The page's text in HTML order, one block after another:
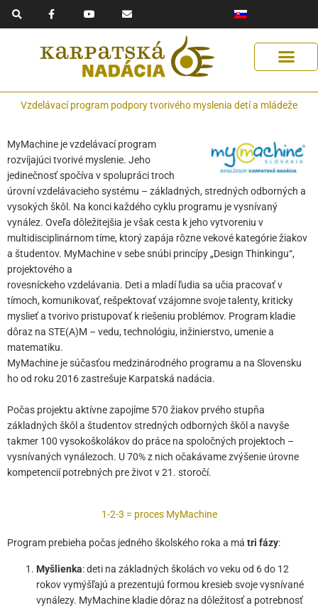
Preskočiť
a
b
o
f
o
u
b
e
n
l
o
p
e
Vzdelávací program podpory tvorivého myslenia detí a mládeže
MyMachine je vzdelávací program
rozvíjajúci tvorivé myslenie. Jeho
jedinečnosť spočíva v spolupráci troch
úrovní vzdelávacieho systému – základných, stredných odborných a
vysokých škôl. Na konci každého cyklu programu je vysnívaný
vynález. Oveľa dôležitejšia je však cesta k jeho vytvoreniu v
multidisciplinárnom tíme, ktorý zapája rôzne vekové kategórie žiakov
a študentov. MyMachine v sebe snúbi princípy „Design Thinkingu“,
projektového a
rovesníckeho vzdelávania. Deti a mladí ľudia sa učia pracovať v
tímoch, komunikovať, rešpektovať vzájomne svoje talenty, kriticky
myslieť a tvorivo pristupovať k riešeniu problémov. Program kladie
dôraz na STE(A)M – vedu, technológiu, inžinierstvo, umenie a
matematiku.
MyMachine je súčasťou medzinárodného programu a na Slovensku
ho od roku 2016 zastrešuje Karpatská nadácia.
Počas projektu aktívne zapojíme 570 žiakov prvého stupňa
základných škôl a študentov stredných odborných škôl a navyše
takmer 100 vysokoškolákov do práce na spoločných projektoch –
vysnívaných vynálezoch. U 70% z nich očakávame zvýšenie úrovne
kompetencií potrebných pre život v 21. storočí.
1-2-3 = proces MyMachine
Program prebieha počas jedného školského roka a má tri fázy:
Myšlienka: deti na základných školách vo veku od 6 do 12
rokov vymýšľajú a prezentujú formou kresieb svoje vysnívané
vynálezy. MyMachine kladie dôraz na dôležitosť a potrebnosť